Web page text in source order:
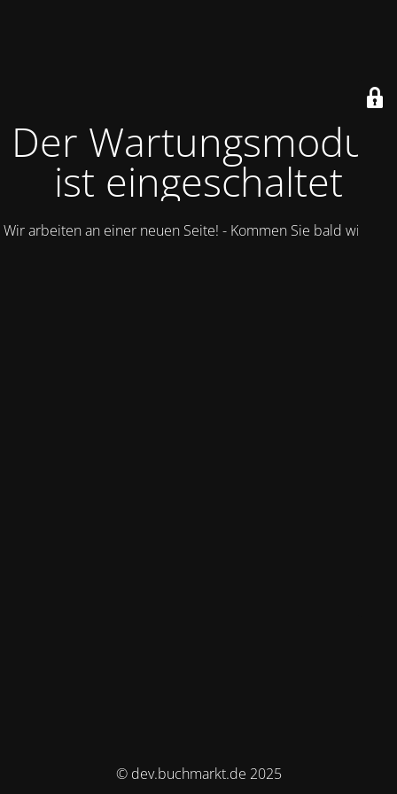
Der Wartungsmodus
ist eingeschaltet
Wir arbeiten an einer neuen Seite! - Kommen Sie bald wieder.
© dev.buchmarkt.de 2025